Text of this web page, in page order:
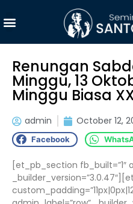
Renungan
Minggu, 13
Minggu Biasa
admin October 12,
Facebook
[et_pb_section fb_built=”1″